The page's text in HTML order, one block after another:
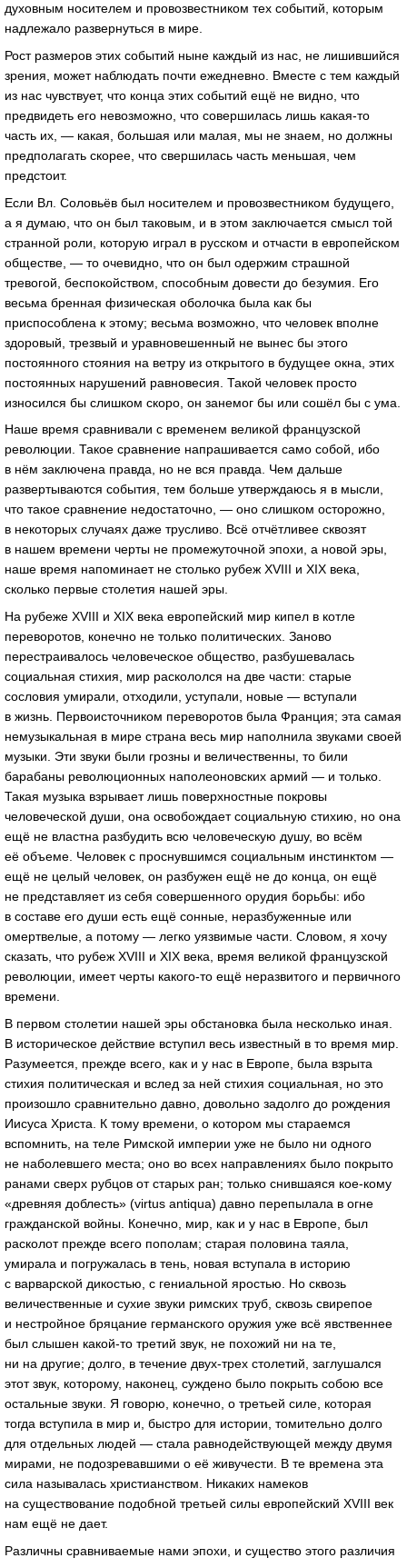
духовным носителем и провозвестником тех событий, которым
надлежало развернуться в мире.
Рост размеров этих событий ныне каждый из нас, не лишившийся
зрения, может наблюдать почти ежедневно. Вместе с тем каждый
из нас чувствует, что конца этих событий ещё не видно, что
предвидеть его невозможно, что совершилась лишь какая-то
часть их, — какая, большая или малая, мы не знаем, но должны
предполагать скорее, что свершилась часть меньшая, чем
предстоит.
Если Вл. Соловьёв был носителем и провозвестником будущего,
а я думаю, что он был таковым, и в этом заключается смысл той
странной роли, которую играл в русском и отчасти в европейском
обществе, — то очевидно, что он был одержим страшной
тревогой, беспокойством, способным довести до безумия. Его
весьма бренная физическая оболочка была как бы
приспособлена к этому; весьма возможно, что человек вполне
здоровый, трезвый и уравновешенный не вынес бы этого
постоянного стояния на ветру из открытого в будущее окна, этих
постоянных нарушений равновесия. Такой человек просто
износился бы слишком скоро, он занемог бы или сошёл бы с ума.
Наше время сравнивали с временем великой французской
революции. Такое сравнение напрашивается само собой, ибо
в нём заключена правда, но не вся правда. Чем дальше
развертываются события, тем больше утверждаюсь я в мысли,
что такое сравнение недостаточно, — оно слишком осторожно,
в некоторых случаях даже трусливо. Всё отчётливее сквозят
в нашем времени черты не промежуточной эпохи, а новой эры,
наше время напоминает не столько рубеж XVIII и XIX века,
сколько первые столетия нашей эры.
На рубеже XVIII и XIX века европейский мир кипел в котле
переворотов, конечно не только политических. Заново
перестраивалось человеческое общество, разбушевалась
социальная стихия, мир раскололся на две части: старые
сословия умирали, отходили, уступали, новые — вступали
в жизнь. Первоисточником переворотов была Франция; эта самая
немузыкальная в мире страна весь мир наполнила звуками своей
музыки. Эти звуки были грозны и величественны, то били
барабаны революционных наполеоновских армий — и только.
Такая музыка взрывает лишь поверхностные покровы
человеческой души, она освобождает социальную стихию, но она
ещё не властна разбудить всю человеческую душу, во всём
её объеме. Человек с проснувшимся социальным инстинктом —
ещё не целый человек, он разбужен ещё не до конца, он ещё
не представляет из себя совершенного орудия борьбы: ибо
в составе его души есть ещё сонные, неразбуженные или
омертвелые, а потому — легко уязвимые части. Словом, я хочу
сказать, что рубеж XVIII и XIX века, время великой французской
революции, имеет черты какого-то ещё неразвитого и первичного
времени.
В первом столетии нашей эры обстановка была несколько иная.
В историческое действие вступил весь известный в то время мир.
Разумеется, прежде всего, как и у нас в Европе, была взрыта
стихия политическая и вслед за ней стихия социальная, но это
произошло сравнительно давно, довольно задолго до рождения
Иисуса Христа. К тому времени, о котором мы стараемся
вспомнить, на теле Римской империи уже не было ни одного
не наболевшего места; оно во всех направлениях было покрыто
ранами сверх рубцов от старых ран; только снившаяся кое-кому
«древняя доблесть» (virtus antiqua) давно перепылала в огне
гражданской войны. Конечно, мир, как и у нас в Европе, был
расколот прежде всего пополам; старая половина таяла,
умирала и погружалась в тень, новая вступала в историю
с варварской дикостью, с гениальной яростью. Но сквозь
величественные и сухие звуки римских труб, сквозь свирепое
и нестройное бряцание германского оружия уже всё явственнее
был слышен какой-то третий звук, не похожий ни на те,
ни на другие; долго, в течение двух-трех столетий, заглушался
этот звук, которому, наконец, суждено было покрыть собою все
остальные звуки. Я говорю, конечно, о третьей силе, которая
тогда вступила в мир и, быстро для истории, томительно долго
для отдельных людей — стала равнодействующей между двумя
мирами, не подозревавшими о её живучести. В те времена эта
сила называлась христианством. Никаких намеков
на существование подобной третьей силы европейский XVIII век
нам ещё не дает.
Различны сравниваемые нами эпохи, и существо этого различия